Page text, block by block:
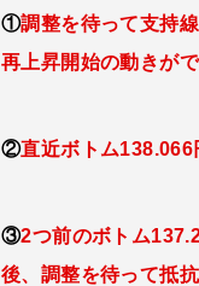
①調整を待って支持線
再上昇開始の動きが
②直近ボトム138.066
③2つ前のボトム
後、調整を待って抵